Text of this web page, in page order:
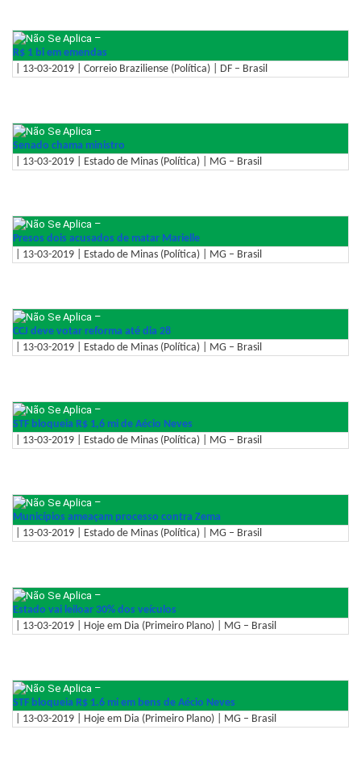
–
R$ 1 bi em emendas
| 13-03-2019 | Correio Braziliense (Política) | DF – Brasil
–
Senado chama ministro
| 13-03-2019 | Estado de Minas (Política) | MG – Brasil
–
Presos dois acusados de matar Marielle
| 13-03-2019 | Estado de Minas (Política) | MG – Brasil
–
CCJ deve votar reforma até dia 28
| 13-03-2019 | Estado de Minas (Política) | MG – Brasil
–
STF bloqueia R$ 1,6 mi de Aécio Neves
| 13-03-2019 | Estado de Minas (Política) | MG – Brasil
–
Municípios ameaçam processo contra Zema
| 13-03-2019 | Estado de Minas (Política) | MG – Brasil
–
Estado vai leiloar 30% dos veículos
| 13-03-2019 | Hoje em Dia (Primeiro Plano) | MG – Brasil
–
STF bloqueia R$ 1.6 mi em bens de Aécio Neves
| 13-03-2019 | Hoje em Dia (Primeiro Plano) | MG – Brasil